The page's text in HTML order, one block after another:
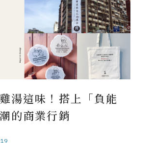
湯這味！搭上「負能
的商業行銷